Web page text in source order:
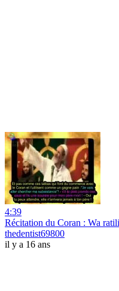
4:39
Récitation du Coran : Wa
thedentist69800
il y a 16 ans